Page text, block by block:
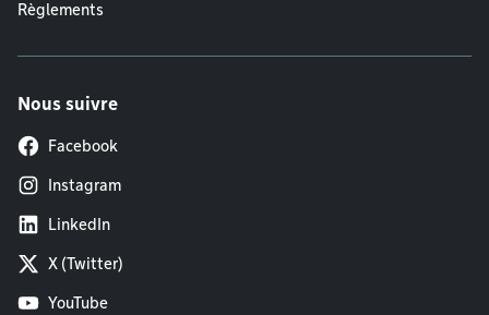
Règlements
Nous suivre
Facebook
Instagram
LinkedIn
X (Twitter)
YouTube